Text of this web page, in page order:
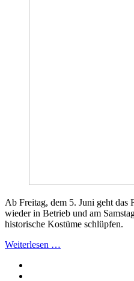
Ab Freitag, dem 5. Juni geht das
wieder in Betrieb und am
historische Kostüme schlüpfen.
Weiterlesen …